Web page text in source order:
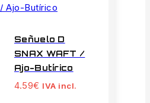
Señuelo D
SNAX WAFT /
Ajo-Butírico
4.59€ IVA incl.